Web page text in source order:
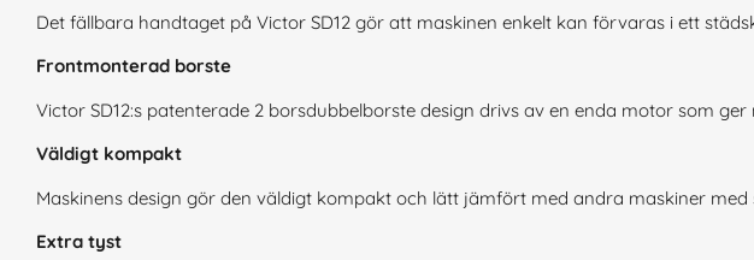
Det fällbara handtaget på Victor SD12 gör att maskinen enkelt kan förvaras i ett
Frontmonterad borste
Victor SD12:s patenterade 2 borsdubbelborste design drivs av en enda motor som
Väldigt kompakt
Maskinens design gör den väldigt kompakt och lätt jämfört med andra maskiner
Extra tyst